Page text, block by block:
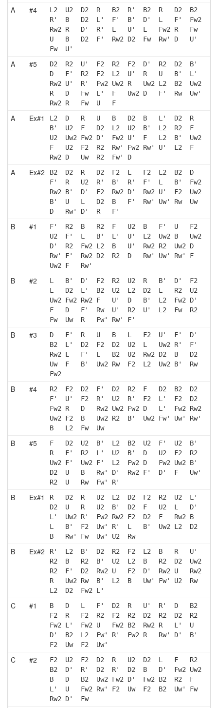
A #4
L2  U2  D2  R   B2  R'  B2  R   D2  B2
R'  B   D2  L'  F'  B'  D'  L   F'  Fw2
Rw2 R   D'  R'  L   U'  L   Fw2 R   Fw
U   B   D2  F'  Rw2 D2  Fw  Rw' D   U'
Fw  U'
A #5
D2  R2  U'  F2  R2  F2  D'  R2  D2  B'
D   F'  R2  F2  L2  U'  R   U   B'  L'
Rw2 U'  R'  Fw2 Uw2 R   Uw2 L2  B2  Uw2
R   D   Fw  L'  F   Uw2 D   F'  Rw  Uw'
Rw2 R   Fw  U   F
A Ex#1
L2  D   R   U   B   D2  B   L'  D2  R
B'  U2  F   D2  L2  U2  B'  L2  R2  F
U2  Uw2 Fw2 D'  Fw2 U'  F   L2  B'  Uw2
F   U2  F2  R2  Rw' Fw2 Rw' U'  L2  F
Rw2 D   Uw  R2  Fw' D
A Ex#2
B2  D2  R   D2  F2  L   F2  L2  B2  D
F'  R   U2  R'  B'  R'  F'  L   B'  Fw2
Rw2 B'  D'  F2  Rw2 D'  Rw2 U'  F2  Uw2
B'  U   L   D2  B   F'  Rw' Uw' Rw  Uw
D   Rw' D'  R   F'
B #1
F'  R2  B   R2  F   U2  B   F'  U   F2
U2  F'  L   B'  L'  U'  L2  Uw2 B   Uw2
D'  R2  Fw2 L2  B   U'  Rw2 R2  Uw2 D
Rw' F'  Rw2 D2  R2  D   Rw' Uw' Rw' F
Uw2 F   Rw'
B #2
L   B'  D'  F2  R2  U2  R   B'  D'  F2
L   D2  L'  B2  U2  L2  D2  L   R2  U2
Uw2 Fw2 Rw2 F   U'  D   B'  L2  Fw2 D'
F   D   F'  Rw  U'  R2  U'  L2  Fw  R2
Fw  Uw  R   Fw' Rw' F'
B #3
D   F'  R   U   B   L   F2  U'  F'  D'
B2  L'  D2  F2  D2  U2  L   Uw2 R'  F'
Rw2 L   F'  L   B2  U2  Rw2 D2  B   D2
Uw  F   B'  Uw2 Rw  F2  L2  Uw2 B'  Rw
Fw2
B #4
R2  F2  D2  F'  D2  R2  F   D2  B2  D2
F'  U'  F2  R'  U2  R'  F2  L'  F2  D2
Fw2 R   D   Rw2 Uw2 Fw2 D   L'  Fw2 Rw2
Uw2 F2  B   Uw2 R2  B'  Uw2 Fw' Uw' Rw'
B   L2  Fw  Uw
B #5
F   D2  U2  B'  L2  B2  U2  F'  U2  B'
R   F'  R2  L'  U2  B'  D   U2  F2  R2
Uw2 F'  Uw2 F'  L2  Fw2 D   Fw2 Uw2 B'
D2  U   B   Rw' D'  Rw2 F'  D'  F   Uw'
R2  U   Rw  Fw' R'
B Ex#1
R   D2  R   U2  L2  D2  F2  R2  U2  L'
D2  U   R   U2  B'  D2  F   U2  L   D'
L'  Uw2 R'  Fw2 Rw2 F2  D2  F   Rw2 B
L   B'  F2  Uw' R'  L   B'  Uw2 L2  D2
B   Rw' Fw  Uw' U2  Rw
B Ex#2
R'  L2  B'  D2  R2  F2  L2  B   R   U'
R2  B   R2  B'  U2  L2  B   R2  D2  Uw2
R2  F'  D2  Rw2 U   F2  D'  Rw2 U   Rw2
R   Uw2 Rw  B'  L2  B   Uw' Fw' U2  Rw
L2  D2  Fw2 L'
C #1
B   D   L   F'  D2  R   U'  R'  D   B2
F2  R   F2  R2  F2  R2  D2  R2  D2  R2
Fw2 L'  Fw2 U   Fw2 B2  Rw2 R   L'  U
D'  B2  L2  Fw' R'  Fw2 R   Rw' D'  B'
F2  Uw  F2  Uw'
C #2
F2  U2  F2  D2  R   U2  D2  L   F   R2
B2  D'  R'  D2  R'  D2  B   D'  Fw2 Uw2
B   D   B2  Uw2 Fw2 D'  Fw2 B2  R2  F
L'  U   Fw2 Rw' F2  Uw  F2  B2  Uw' Fw
Rw2 D'  Fw